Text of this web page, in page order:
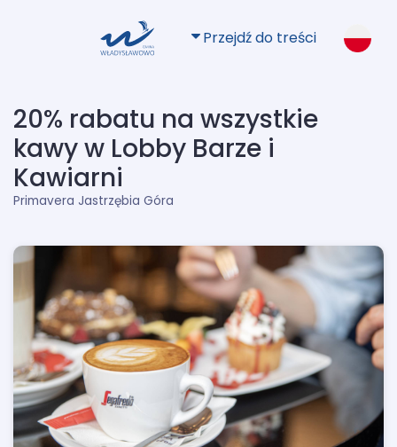
Przejdź do treści
20% rabatu na wszystkie
kawy w Lobby Barze i
Kawiarni
Primavera Jastrzębia Góra